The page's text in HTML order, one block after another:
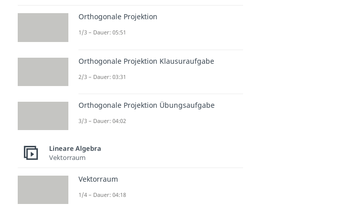
Orthogonale Projektion
1/3 – Dauer: 05:51
Orthogonale Projektion Klausuraufgabe
2/3 – Dauer: 03:31
Orthogonale Projektion Übungsaufgabe
3/3 – Dauer: 04:02
Lineare Algebra
Vektorraum
Vektorraum
1/4 – Dauer: 04:18